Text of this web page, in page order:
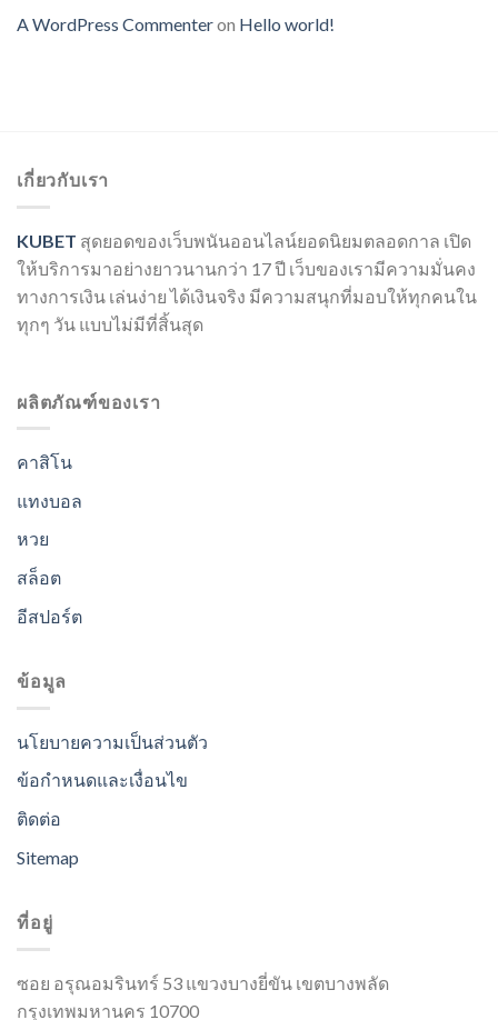
A WordPress Commenteron Hello world!
เกี่ยวกับเรา
KUBET สุดยอดของเว็บพนันออนไลน์ยอดนิยมตลอดกาล เปิด
ให้บริการมาอย่างยาวนานกว่า 17 ปี เว็บของเรามีความมั่นคง
ทางการเงิน เล่นง่าย ได้เงินจริง มีความสนุกที่มอบให้ทุกคนใน
ทุกๆ วัน แบบไม่มีที่สิ้นสุด
ผลิตภัณฑ์ของเรา
คาสิโน
แทงบอล
หวย
สล็อต
อีสปอร์ต
ข้อมูล
นโยบายความเป็นส่วนตัว
ข้อกำหนดและเงื่อนไข
ติดต่อ
Sitemap
ที่อยู่
ซอย อรุณอมรินทร์ 53 แขวงบางยี่ขัน เขตบางพลัด
กรุงเทพมหานคร 10700